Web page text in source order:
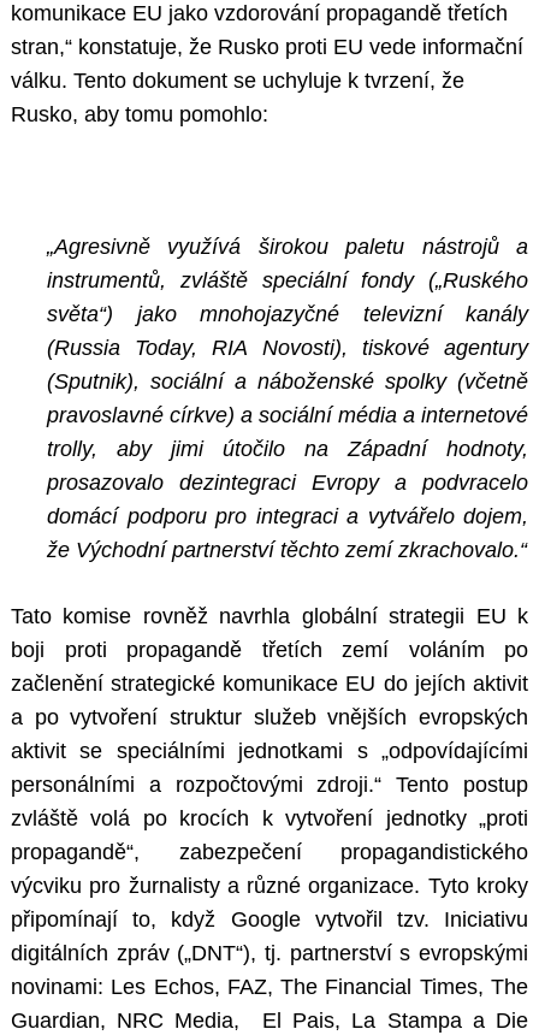
komunikace EU jako vzdorování propagandě třetích
stran,“ konstatuje, že Rusko proti EU vede informační
válku. Tento dokument se uchyluje k tvrzení, že
Rusko, aby tomu pomohlo:
„Agresivně využívá širokou paletu nástrojů a
instrumentů, zvláště speciální fondy („Ruského
světa“) jako mnohojazyčné televizní kanály
(Russia Today, RIA Novosti), tiskové agentury
(Sputnik), sociální a náboženské spolky (včetně
pravoslavné církve) a sociální média a internetové
trolly, aby jimi útočilo na Západní hodnoty,
prosazovalo dezintegraci Evropy a podvracelo
domácí podporu pro integraci a vytvářelo dojem,
že Východní partnerství těchto zemí zkrachovalo.“
Tato komise rovněž navrhla globální strategii EU k
boji proti propagandě třetích zemí voláním po
začlenění strategické komunikace EU do jejích aktivit
a po vytvoření struktur služeb vnějších evropských
aktivit se speciálními jednotkami s „odpovídajícími
personálními a rozpočtovými zdroji.“ Tento postup
zvláště volá po krocích k vytvoření jednotky „proti
propagandě“, zabezpečení propagandistického
výcviku pro žurnalisty a různé organizace. Tyto kroky
připomínají to, když Google vytvořil tzv. Iniciativu
digitálních zpráv („DNT“), tj. partnerství s evropskými
novinami: Les Echos, FAZ, The Financial Times, The
Guardian, NRC Media, El Pais, La Stampa a Die